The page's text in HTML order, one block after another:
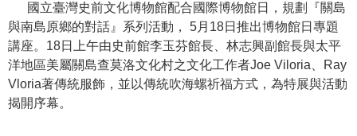
息
參
觀
展
國立臺灣史前文化博物館配合國際博物館日，規劃『關島
與南島原鄉的對話』系列活動， 5月18日推出博物館日專題
講座。18日上午由史前館李玉芬館長、林志興副館長與太平
洋地區美屬關島查莫洛文化村之文化工作者Joe Viloria、Ray
Vloria著傳統服飾，並以傳統吹海螺祈福方式，為特展與活動
揭開序幕。